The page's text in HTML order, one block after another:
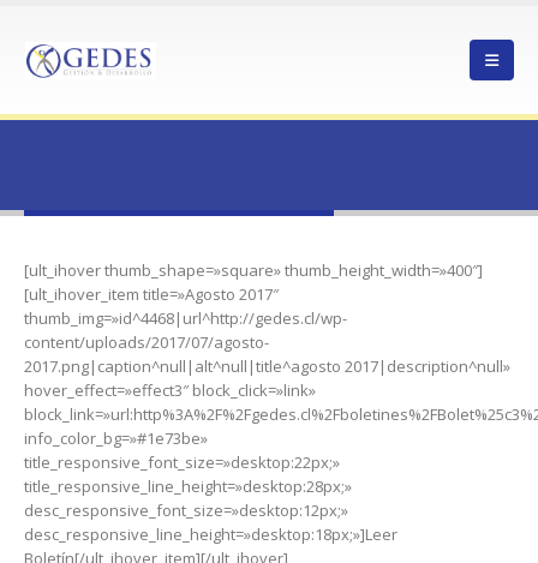
[ult_ihover thumb_shape=»square» thumb_height_width=»400″]
[ult_ihover_item title=»Agosto 2017″
thumb_img=»id^4468|url^http://gedes.cl/wp-
content/uploads/2017/07/agosto-
2017.png|caption^null|alt^null|title^agosto 2017|description^null»
hover_effect=»effect3″ block_click=»link»
info_color_bg=»#1e73be»
title_responsive_font_size=»desktop:22px;»
title_responsive_line_height=»desktop:28px;»
desc_responsive_font_size=»desktop:12px;»
desc_responsive_line_height=»desktop:18px;»]Leer
Boletín[/ult_ihover_item][/ult_ihover]